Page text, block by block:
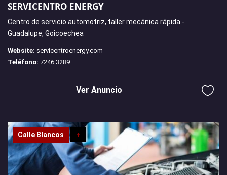
SERVICENTRO ENERGY
Centro de servicio automotriz, taller mecánica rápida -
Guadalupe, Goicoechea
Website: servicentroenergy.com
Teléfono: 7246 3289
Ver Anuncio
Calle Blancos +